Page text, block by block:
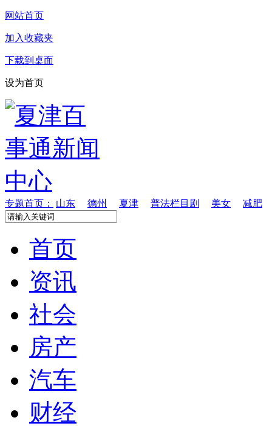
网站首页
加入收藏夹
下载到桌面
设为首页
专题首页： 山东 德州 夏津 普法栏目剧 美女 减肥
首页
资讯
社会
房产
汽车
财经